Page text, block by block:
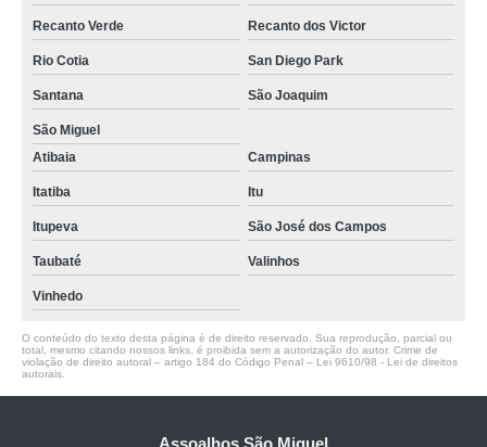
Recanto Verde Recanto dos Victor
Rio Cotia San Diego Park
Santana São Joaquim
São Miguel
Atibaia
Campinas
Itatiba Itu
Itupeva São José dos Campos
Taubaté Valinhos
Vinhedo
O conteúdo do texto desta página é de direito reservado. Sua reprodução, parcial ou
total, mesmo citando nossos links, é proibida sem a autorização do autor. Crime de
violação de direito autoral – artigo 184 do Código Penal – Lei 9610/98 - Lei de direitos
autorais
Assoalhos São Miguel